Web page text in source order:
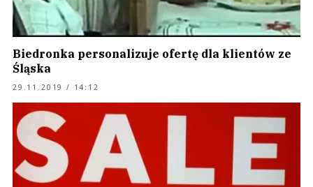
Biedronka personalizuje ofertę dla klientów ze
Śląska
29.11.2019 / 14:12